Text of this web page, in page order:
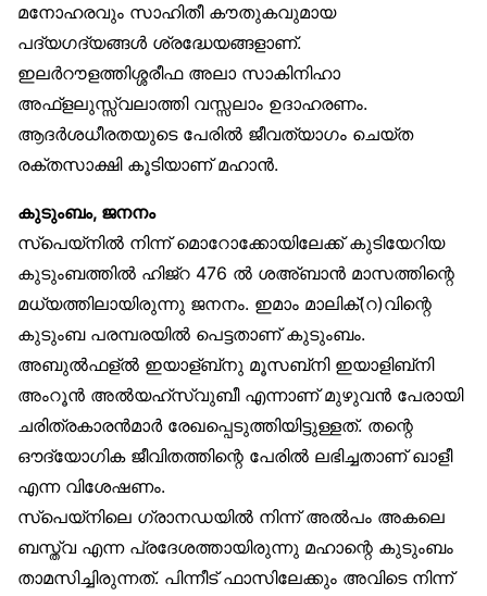
മനോഹരവും സാഹിതീ കൗതുകവുമായ
പദ്യഗദ്യങ്ങൾ ശ്രദ്ധേയങ്ങളാണ്.
ഇലർറൗളത്തിശ്ശരീഫ അലാ സാകിനിഹാ
അഫ്‌ളലുസ്സ്വലാത്തി വസ്സലാം ഉദാഹരണം.
ആദർശധീരതയുടെ പേരിൽ ജീവത്യാഗം ചെയ്ത
രക്തസാക്ഷി കൂടിയാണ് മഹാൻ.
കുടുംബം, ജനനം
സ്‌പെയ്‌നിൽ നിന്ന് മൊറോക്കോയിലേക്ക് കുടിയേറിയ
കുടുംബത്തിൽ ഹിജ്‌റ 476 ൽ ശഅ്ബാൻ മാസത്തിന്റെ
മധ്യത്തിലായിരുന്നു ജനനം. ഇമാം മാലിക്(റ)വിന്റെ
കുടുംബ പരമ്പരയിൽ പെട്ടതാണ് കുടുംബം.
അബുൽഫള്ൽ ഇയാള്ബ്‌നു മൂസബ്‌നി ഇയാളിബ്‌നി
അംറൂൻ അൽയഹ്‌സ്വുബീ എന്നാണ് മുഴുവൻ പേരായി
ചരിത്രകാരൻമാർ രേഖപ്പെടുത്തിയിട്ടുള്ളത്. തന്റെ
ഔദ്യോഗിക ജീവിതത്തിന്റെ പേരിൽ ലഭിച്ചതാണ് ഖാളീ
എന്ന വിശേഷണം.
സ്‌പെയ്‌നിലെ ഗ്രാനഡയിൽ നിന്ന് അൽപം അകലെ
ബസ്ത്വ എന്ന പ്രദേശത്തായിരുന്നു മഹാന്റെ കുടുംബം
താമസിച്ചിരുന്നത്. പിന്നീട് ഫാസിലേക്കും അവിടെ നിന്ന്